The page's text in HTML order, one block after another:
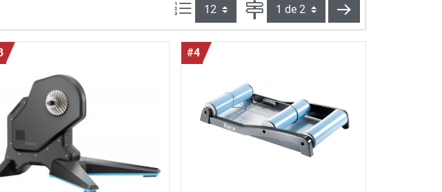
Artículos por página:
Página siguiente
#4